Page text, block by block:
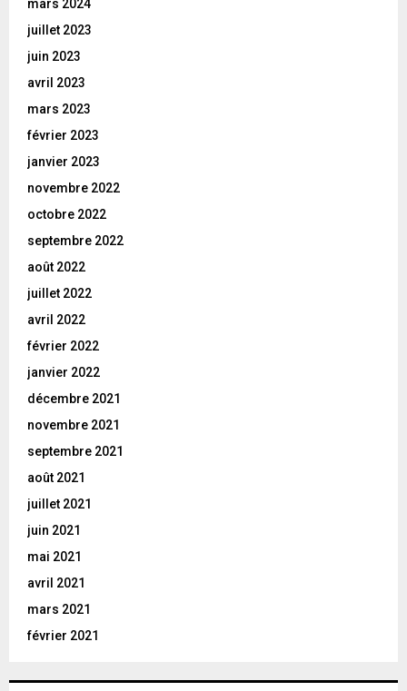
mars 2024
juillet 2023
juin 2023
avril 2023
mars 2023
février 2023
janvier 2023
novembre 2022
octobre 2022
septembre 2022
août 2022
juillet 2022
avril 2022
février 2022
janvier 2022
décembre 2021
novembre 2021
septembre 2021
août 2021
juillet 2021
juin 2021
mai 2021
avril 2021
mars 2021
février 2021